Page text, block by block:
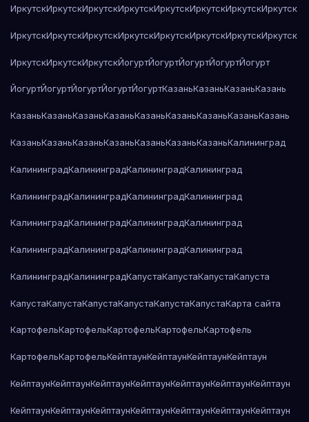
ИркутскИркутскИркутскИркутскИркутскИркутскИркутскИркутск
ИркутскИркутскИркутскИркутскИркутскИркутскИркутскИркутск
ИркутскИркутскИркутскЙогуртЙогуртЙогуртЙогуртЙогурт
ЙогуртЙогуртЙогуртЙогуртЙогуртКазаньКазаньКазаньКазань
КазаньКазаньКазаньКазаньКазаньКазаньКазаньКазаньКазань
КазаньКазаньКазаньКазаньКазаньКазаньКазаньКалининград
КалининградКалининградКалининградКалининград
КалининградКалининградКалининградКалининград
КалининградКалининградКалининградКалининград
КалининградКалининградКалининградКалининград
КалининградКалининградКапустаКапустаКапустаКапуста
КапустаКапустаКапустаКапустаКапустаКапустаКарта сайта
КартофельКартофельКартофельКартофельКартофель
КартофельКартофельКейптаунКейптаунКейптаунКейптаун
КейптаунКейптаунКейптаунКейптаунКейптаунКейптаунКейптаун
КейптаунКейптаунКейптаунКейптаунКейптаунКейптаунКейптаун